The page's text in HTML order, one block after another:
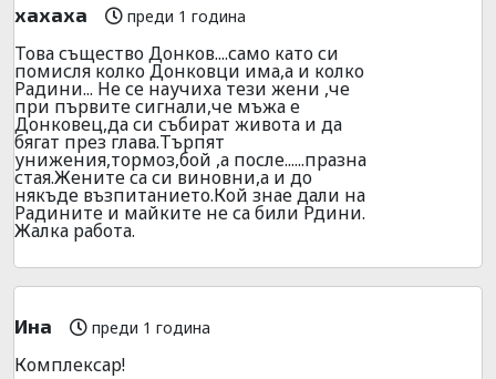
хахаха преди 1 година
Това същество Донков....само като си
помисля колко Донковци има,а и колко
Радини... Не се научиха тези жени ,че
при първите сигнали,че мъжа е
Донковец,да си събират живота и да
бягат през глава.Търпят
унижения,тормоз,бой ,а после......празна
стая.Жените са си виновни,а и до
някъде възпитанието.Кой знае дали на
Радините и майките не са били Рдини.
Жалка работа.
Ина преди 1 година
Комплексар!